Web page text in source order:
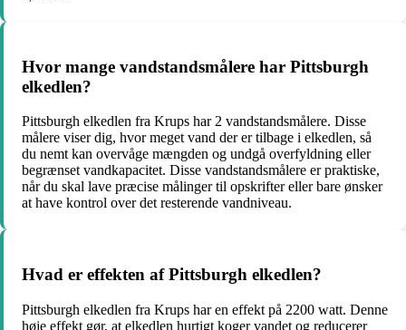
Hvor mange vandstandsmålere har Pittsburgh
elkedlen?
Pittsburgh elkedlen fra Krups har 2 vandstandsmålere. Disse
målere viser dig, hvor meget vand der er tilbage i elkedlen, så
du nemt kan overvåge mængden og undgå overfyldning eller
begrænset vandkapacitet. Disse vandstandsmålere er praktiske,
når du skal lave præcise målinger til opskrifter eller bare ønsker
at have kontrol over det resterende vandniveau.
Hvad er effekten af Pittsburgh elkedlen?
Pittsburgh elkedlen fra Krups har en effekt på 2200 watt. Denne
høje effekt gør, at elkedlen hurtigt koger vandet og reducerer